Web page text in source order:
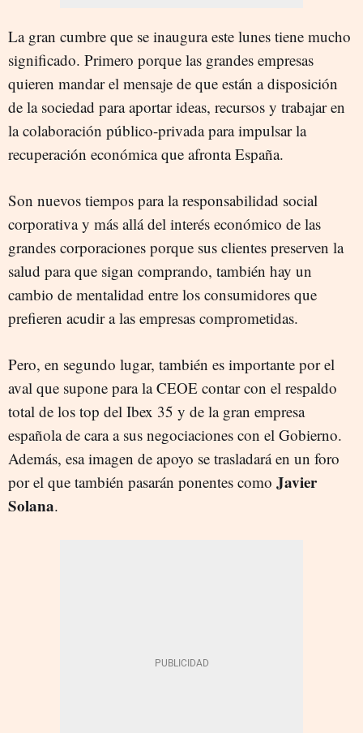
La gran cumbre que se inaugura este lunes tiene mucho
significado. Primero porque las grandes empresas
quieren mandar el mensaje de que están a disposición
de la sociedad para aportar ideas, recursos y trabajar en
la colaboración público-privada para impulsar la
recuperación económica que afronta España.
Son nuevos tiempos para la responsabilidad social
corporativa y más allá del interés económico de las
grandes corporaciones porque sus clientes preserven la
salud para que sigan comprando, también hay un
cambio de mentalidad entre los consumidores que
prefieren acudir a las empresas comprometidas.
Pero, en segundo lugar, también es importante por el
aval que supone para la CEOE contar con el respaldo
total de los top del Ibex 35 y de la gran empresa
española de cara a sus negociaciones con el Gobierno.
Además, esa imagen de apoyo se trasladará en un foro
por el que también pasarán ponentes como Javier
Solana.